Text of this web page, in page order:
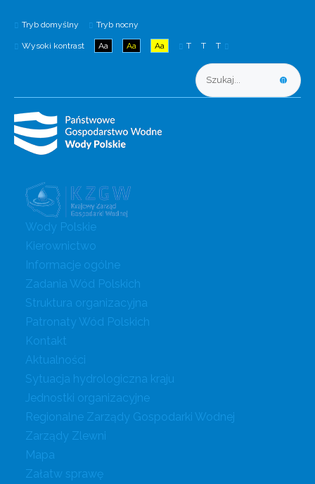
Tryb domyślny Tryb nocny
Wysoki kontrast Aa Aa Aa T T T
Wody Polskie
Kierownictwo
Informacje ogólne
Zadania Wód Polskich
Struktura organizacyjna
Patronaty Wód Polskich
Kontakt
Aktualności
Sytuacja hydrologiczna kraju
Jednostki organizacyjne
Regionalne Zarządy Gospodarki Wodnej
Zarządy Zlewni
Mapa
Załatw sprawę